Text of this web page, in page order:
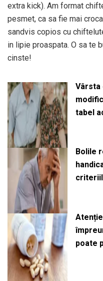
extra kick). Am format
pesmet, ca sa fie mai
sandvis copios cu
in lipie proaspata. O sa te
cinste!
Vârsta
tabel
Bolile
poate